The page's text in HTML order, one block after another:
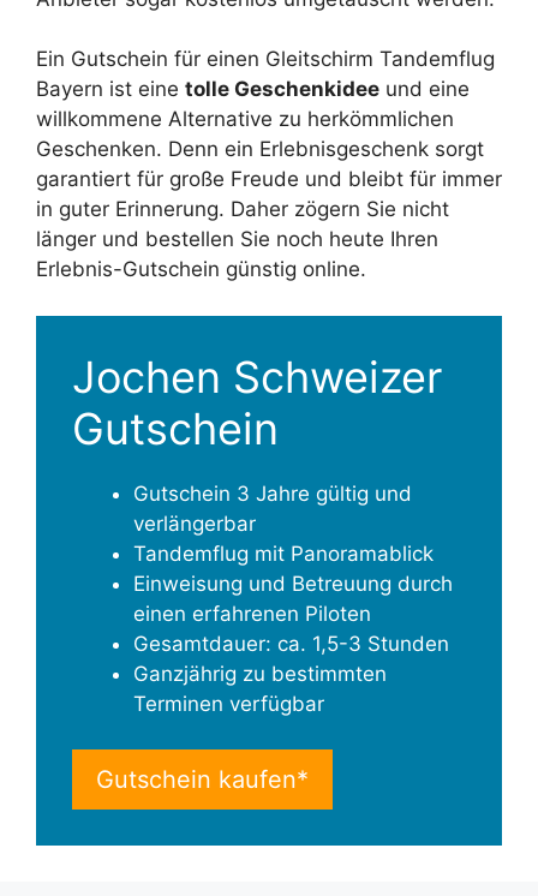
Ein Gutschein für einen Gleitschirm Tandemflug
Bayern ist eine tolle Geschenkidee und eine
willkommene Alternative zu herkömmlichen
Geschenken. Denn ein Erlebnisgeschenk sorgt
garantiert für große Freude und bleibt für immer
in guter Erinnerung. Daher zögern Sie nicht
länger und bestellen Sie noch heute Ihren
Erlebnis-Gutschein günstig online.
Jochen Schweizer
Gutschein
Gutschein 3 Jahre gültig und
verlängerbar
Tandemflug mit Panoramablick
Einweisung und Betreuung durch
einen erfahrenen Piloten
Gesamtdauer: ca. 1,5-3 Stunden
Ganzjährig zu bestimmten
Terminen verfügbar
Gutschein kaufen*